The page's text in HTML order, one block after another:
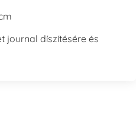
journal díszítésére és